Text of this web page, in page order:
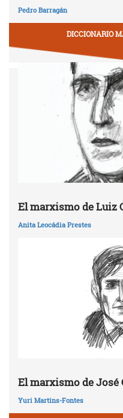
Pedro Barragán
DICCIONARIO
El marxismo de Luiz
Anita Leocádia Prestes
El marxismo de
Yuri Martins-Fontes